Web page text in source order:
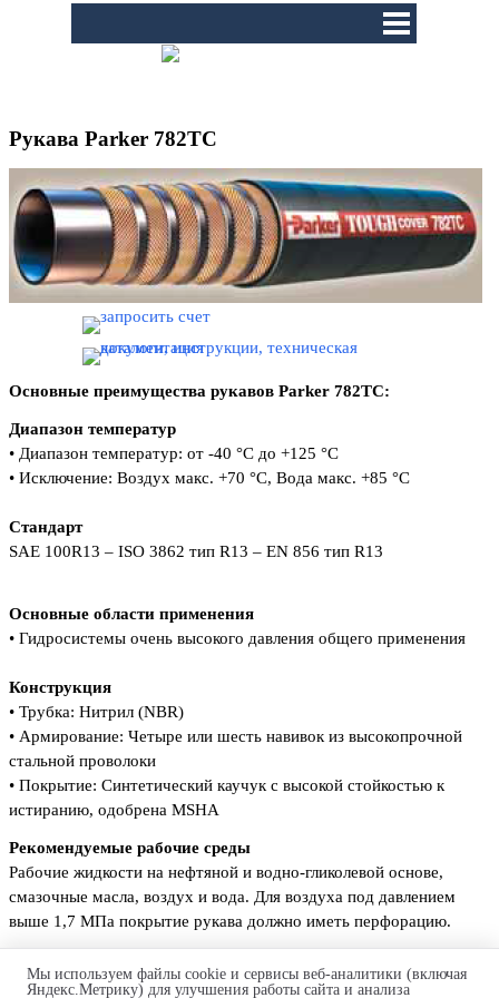
Перейти к контенту
Рукава Parker 782TC
Основные преимущества рукавов Parker 782TC:
Диапазон температур
• Диапазон температур: от -40 °C до +125 °C
• Исключение: Воздух макс. +70 °C, Вода макс. +85 °C
Стандарт
SAE 100R13 – ISO 3862 тип R13 – EN 856 тип R13
Основные области применения
• Гидросистемы очень высокого давления общего применения
Конструкция
• Трубка: Нитрил (NBR)
• Армирование: Четыре или шесть навивок из высокопрочной
стальной проволоки
• Покрытие: Синтетический каучук с высокой стойкостью к
истиранию, одобрена MSHA
Рекомендуемые рабочие среды
Рабочие жидкости на нефтяной и водно-гликолевой основе,
смазочные масла, воздух и вода. Для воздуха под давлением
выше 1,7 МПа покрытие рукава должно иметь перфорацию.
Мы используем файлы cookie и сервисы веб-аналитики (включая
Яндекс.Метрику) для улучшения работы сайта и анализа